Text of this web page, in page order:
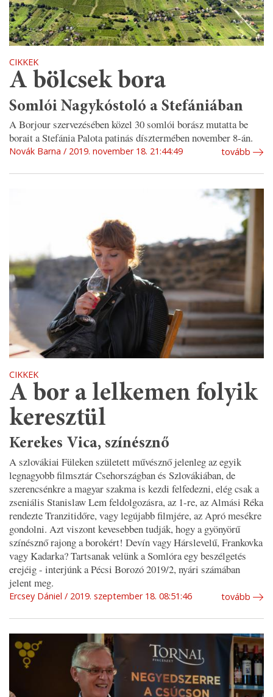
CIKKEK
A bölcsek bora
Somlói Nagykóstoló a Stefániában
A Borjour szervezésében közel 30 somlói borász mutatta be
borait a Stefánia Palota patinás dísztermében november 8-án.
Novák Barna 2019. november 18. 21:44:49 tovább
CIKKEK
A bor a lelkemen folyik
keresztül
Kerekes Vica, színésznő
A szlovákiai Füleken született művésznő jelenleg az egyik
legnagyobb filmsztár Csehországban és Szlovákiában, de
szerencsénkre a magyar szakma is kezdi felfedezni, elég csak a
zseniális Stanislaw Lem feldolgozásra, az 1-re, az Almási Réka
rendezte Tranzitidőre, vagy legújabb filmjére, az Apró mesékre
gondolni. Azt viszont kevesebben tudják, hogy a gyönyörű
színésznő rajong a borokért! Devín vagy Hárslevelű, Frankovka
vagy Kadarka? Tartsanak velünk a Somlóra egy beszélgetés
erejéig - interjúnk a Pécsi Borozó 2019/2, nyári számában
jelent meg.
Ercsey Dániel 2019. szeptember 18. 08:51:46 tovább